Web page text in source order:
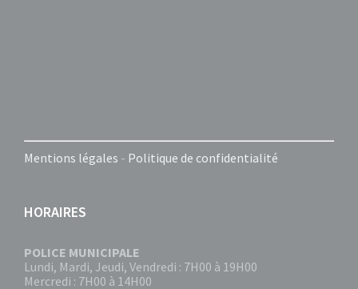
Mentions légales - Politique de confidentialité
HORAIRES
POLICE MUNICIPALE
Lundi, Mardi, Jeudi, Vendredi : 7H00 à 19H00
Mercredi : 7H00 à 14H00